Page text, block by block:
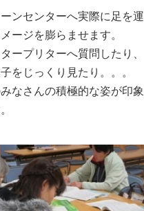
ンセンターへ実際に足を運
ージを膨らませます。
ープリターへ質問したり、
をじっくり見たり。。。
なさんの積極的な姿が印象